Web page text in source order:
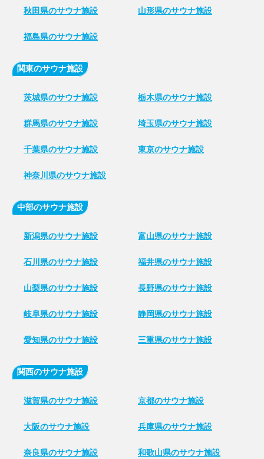
秋田県のサウナ施設 山形県のサウナ施設
福島県のサウナ施設
関東のサウナ施設
茨城県のサウナ施設 栃木県のサウナ施設
群馬県のサウナ施設 埼玉県のサウナ施設
千葉県のサウナ施設 東京のサウナ施設
神奈川県のサウナ施設
中部のサウナ施設
新潟県のサウナ施設 富山県のサウナ施設
石川県のサウナ施設 福井県のサウナ施設
山梨県のサウナ施設 長野県のサウナ施設
岐阜県のサウナ施設 静岡県のサウナ施設
愛知県のサウナ施設 三重県のサウナ施設
関西のサウナ施設
滋賀県のサウナ施設 京都のサウナ施設
大阪のサウナ施設 兵庫県のサウナ施設
奈良県のサウナ施設 和歌山県のサウナ施設